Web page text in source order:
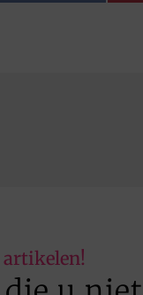
artikelen!